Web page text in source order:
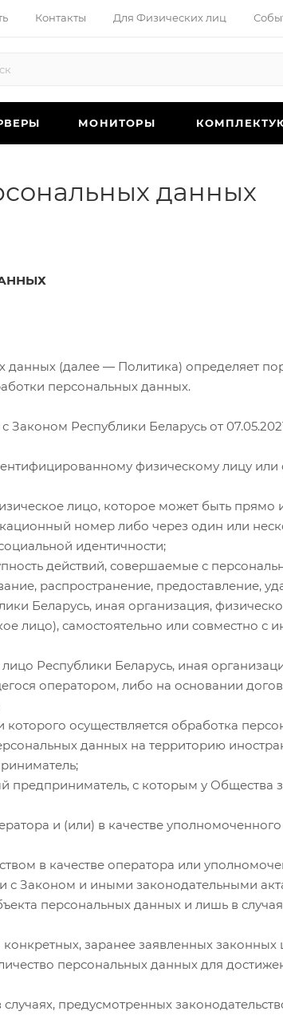
Контакты Для Физических лиц
МОНИТОРЫ
данных
(далее — Политика) определяет
персональных данных.
Законом Республики Беларусь от
физическому лицу или
лицо, которое может быть прямо
номер либо через один или
идентичности;
действий, совершаемые с
распространение, предоставление,
Беларусь, иная организация,
лицо), самостоятельно или совместно
Республики Беларусь, иная
оператором, либо на основании
осуществляется обработка
данных на территорию
с которым у Общества
и (или) в качестве
в качестве оператора или
с Законом и иными законодательными
персональных данных и лишь в
заранее заявленных законных
персональных данных для
предусмотренных